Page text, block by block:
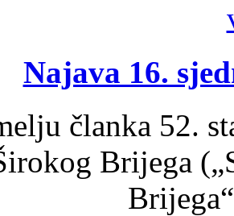
Najava 16.
članka 52.
Brijega